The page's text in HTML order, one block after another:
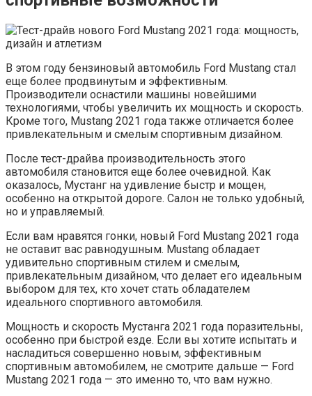
В этом году бензиновый автомобиль Ford Mustang стал
еще более продвинутым и эффективным.
Производители оснастили машины новейшими
технологиями, чтобы увеличить их мощность и скорость.
Кроме того, Mustang 2021 года также отличается более
привлекательным и смелым спортивным дизайном.
После тест-драйва производительность этого
автомобиля становится еще более очевидной. Как
оказалось, Мустанг на удивление быстр и мощен,
особенно на открытой дороге. Салон не только удобный,
но и управляемый.
Если вам нравятся гонки, новый Ford Mustang 2021 года
не оставит вас равнодушным. Mustang обладает
удивительно спортивным стилем и смелым,
привлекательным дизайном, что делает его идеальным
выбором для тех, кто хочет стать обладателем
идеального спортивного автомобиля.
Мощность и скорость Мустанга 2021 года поразительны,
особенно при быстрой езде. Если вы хотите испытать и
насладиться совершенно новым, эффективным
спортивным автомобилем, не смотрите дальше — Ford
Mustang 2021 года — это именно то, что вам нужно.